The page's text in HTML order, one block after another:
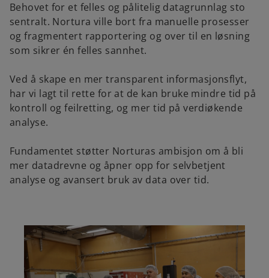
n
a
n
e
t
a
b
Behovet for et felles og pålitelig datagrunnlag sto
sentralt. Nortura ville bort fra manuelle prosesser
og fragmentert rapportering og over til en løsning
som sikrer én felles sannhet.
Ved å skape en mer transparent informasjonsflyt,
har vi lagt til rette for at de kan bruke mindre tid på
kontroll og feilretting, og mer tid på verdiøkende
analyse.
Fundamentet støtter Norturas ambisjon om å bli
mer datadrevne og åpner opp for selvbetjent
analyse og avansert bruk av data over tid.